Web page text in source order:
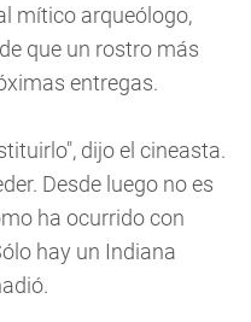
mítico arqueólogo,
que un rostro más
entregas.
dijo el cineasta.
Desde luego no es
ha ocurrido con
hay un Indiana